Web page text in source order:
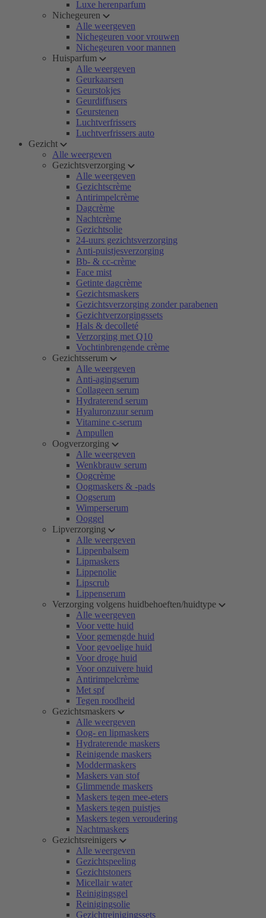
Luxe herenparfum
Nichegeuren
Alle weergeven
Nichegeuren voor vrouwen
Nichegeuren voor mannen
Huisparfum
Alle weergeven
Geurkaarsen
Geurstokjes
Geurdiffusers
Geurstenen
Luchtverfrissers
Luchtverfrissers auto
Gezicht
Alle weergeven
Gezichtsverzorging
Alle weergeven
Gezichtscrème
Antirimpelcrème
Dagcrème
Nachtcrème
Gezichtsolie
24-uurs gezichtsverzorging
Anti-puistjesverzorging
Bb- & cc-crème
Face mist
Getinte dagcrème
Gezichtsmaskers
Gezichtsverzorging zonder parabenen
Gezichtverzorgingssets
Hals & decolleté
Verzorging met Q10
Vochtinbrengende crème
Gezichtsserum
Alle weergeven
Anti-agingserum
Collageen serum
Hydraterend serum
Hyaluronzuur serum
Vitamine c-serum
Ampullen
Oogverzorging
Alle weergeven
Wenkbrauw serum
Oogcrème
Oogmaskers & -pads
Oogserum
Wimperserum
Ooggel
Lipverzorging
Alle weergeven
Lippenbalsem
Lipmaskers
Lippenolie
Lipscrub
Lippenserum
Verzorging volgens huidbehoeften/huidtype
Alle weergeven
Voor vette huid
Voor gemengde huid
Voor gevoelige huid
Voor droge huid
Voor onzuivere huid
Antirimpelcrème
Met spf
Tegen roodheid
Gezichtsmaskers
Alle weergeven
Oog- en lipmaskers
Hydraterende maskers
Reinigende maskers
Moddermaskers
Maskers van stof
Glimmende maskers
Maskers tegen mee-eters
Maskers tegen puistjes
Maskers tegen veroudering
Nachtmaskers
Gezichtsreinigers
Alle weergeven
Gezichtspeeling
Gezichtstoners
Micellair water
Reinigingsgel
Reinigingsolie
Gezichtreinigingssets